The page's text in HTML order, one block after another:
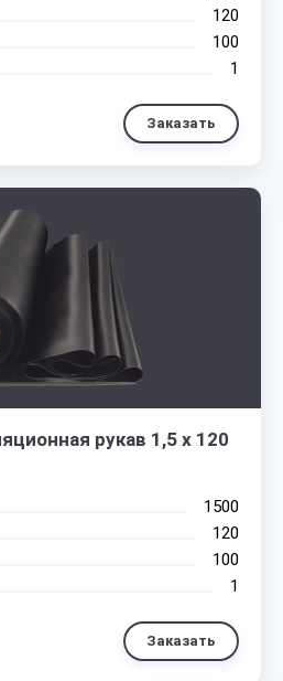
120
100
1
Заказать
рукав 1,5 х 120
1500
120
100
1
Заказать